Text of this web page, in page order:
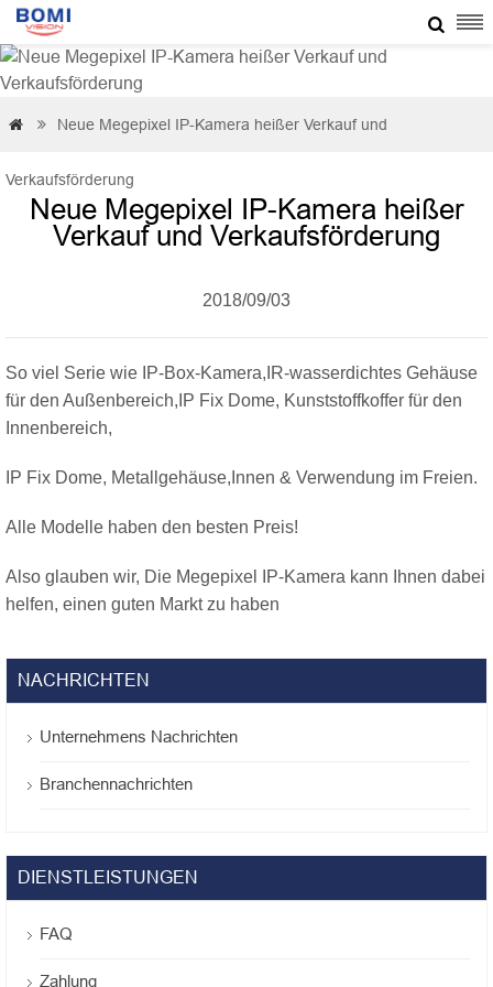

  Neue Megepixel IP-Kamera heißer Verkauf und
Verkaufsförderung
Neue Megepixel IP-Kamera heißer
Verkauf und Verkaufsförderung
2018/09/03
So viel Serie wie IP-Box-Kamera,IR-wasserdichtes Gehäuse
für den Außenbereich,IP Fix Dome, Kunststoffkoffer für den
Innenbereich,
IP Fix Dome, Metallgehäuse,Innen & Verwendung im Freien.
Alle Modelle haben den besten Preis!
Also glauben wir, Die Megepixel IP-Kamera kann Ihnen dabei
helfen, einen guten Markt zu haben
NACHRICHTEN
Unternehmens Nachrichten
Branchennachrichten
DIENSTLEISTUNGEN
FAQ
Zahlung